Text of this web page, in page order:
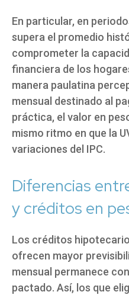
En particular, en
supera el promedio
comprometer la
financiera de los
manera paulatina
mensual destinado al
práctica, el valor en
mismo ritmo en que la
variaciones del IPC.
Diferencias
y créditos en
Los créditos
ofrecen mayor
mensual permanece
pactado. Así, los que